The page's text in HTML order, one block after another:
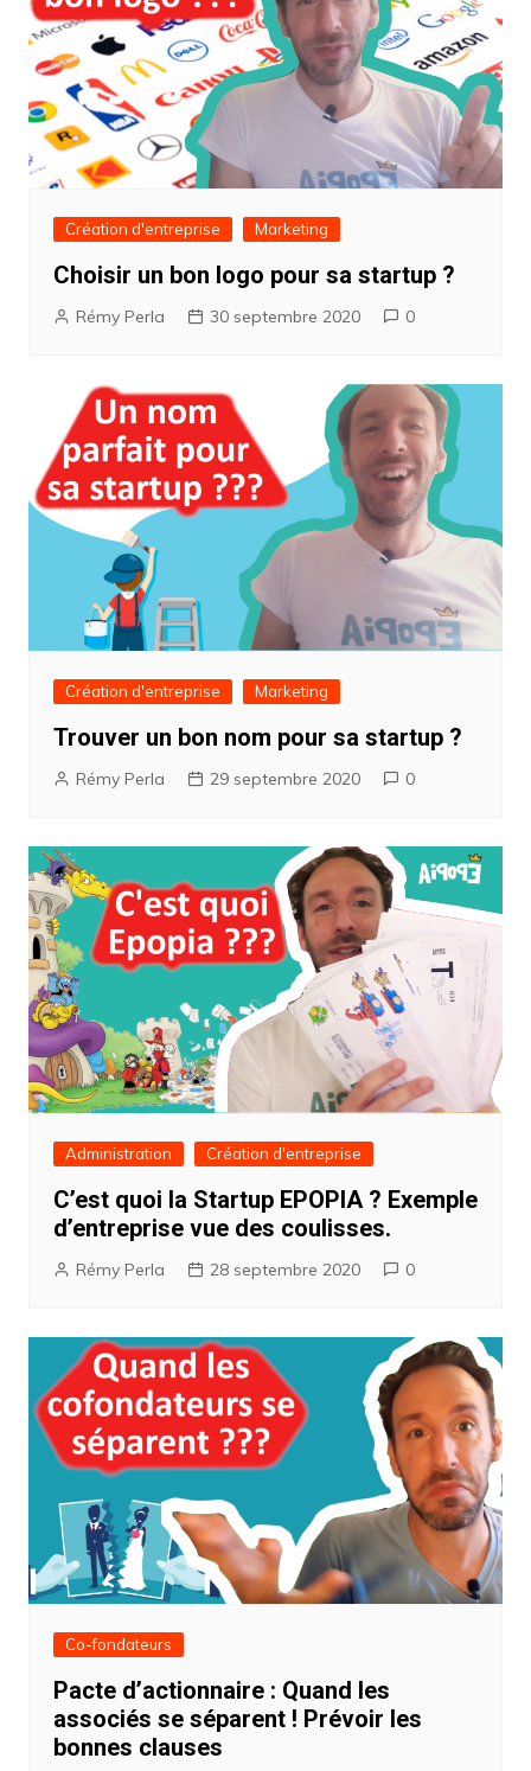
Création d'entreprise Marketing
Choisir un bon logo pour sa startup ?
Rémy Perla 30 septembre 2020 0
Création d'entreprise Marketing
Trouver un bon nom pour sa startup ?
Rémy Perla 29 septembre 2020 0
Administration Création d'entreprise
C’est quoi la Startup EPOPIA ? Exemple
d’entreprise vue des coulisses.
Rémy Perla 28 septembre 2020 0
Co-fondateurs
Pacte d’actionnaire : Quand les
associés se séparent ! Prévoir les
bonnes clauses